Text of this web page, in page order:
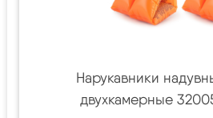
Нарукавники
двухкамерные